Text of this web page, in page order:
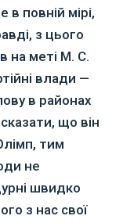
в повній мірі,
з цього
на меті М. С.
влади —
в районах
що він
тим
не
швидко
з нас свої